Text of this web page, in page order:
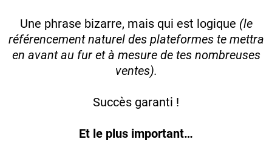
Une phrase bizarre, mais qui est logique (le
référencement naturel des plateformes te mettra
en avant au fur et à mesure de tes nombreuses
ventes).
Succès garanti !
Et le plus important…